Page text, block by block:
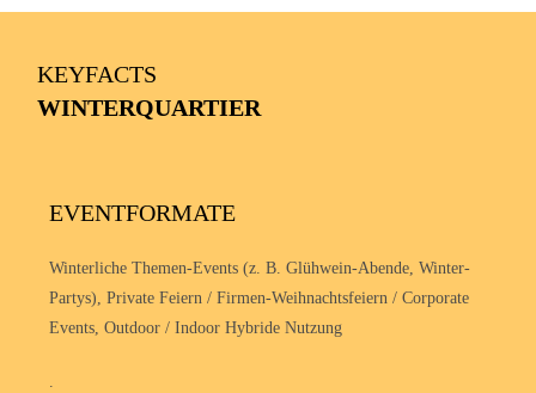
KEYFACTS
WINTERQUARTIER
EVENTFORMATE
Winterliche Themen-Events (z. B. Glühwein-Abende, Winter-
Partys), Private Feiern / Firmen-Weihnachtsfeiern / Corporate
Events, Outdoor / Indoor Hybride Nutzung
.